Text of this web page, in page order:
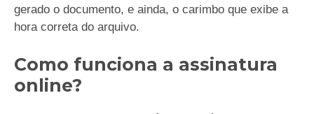
gerado o documento, e ainda, o carimbo que exibe a
hora correta do arquivo.
Como funciona a assinatura
online?